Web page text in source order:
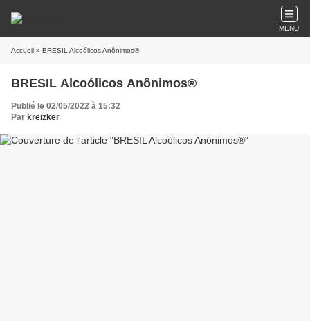
MENU
Accueil » BRESIL Alcoólicos Anônimos®
BRESIL Alcoólicos Anônimos®
Publié le 02/05/2022 à 15:32
Par kreizker